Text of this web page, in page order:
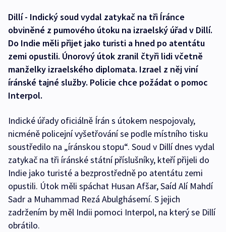
Dillí - Indický soud vydal zatykač na tři Íránce
obviněné z pumového útoku na izraelský úřad v Dillí.
Do Indie měli přijet jako turisti a hned po atentátu
zemi opustili. Únorový útok zranil čtyři lidi včetně
manželky izraelského diplomata. Izrael z něj viní
íránské tajné služby. Policie chce požádat o pomoc
Interpol.
Indické úřady oficiálně Írán s útokem nespojovaly,
nicméně policejní vyšetřování se podle místního tisku
soustředilo na „íránskou stopu“. Soud v Dillí dnes vydal
zatykač na tři íránské státní příslušníky, kteří přijeli do
Indie jako turisté a bezprostředně po atentátu zemi
opustili. Útok měli spáchat Husan Afšar, Saíd Alí Mahdí
Sadr a Muhammad Rezá Abulghásemí. S jejich
zadržením by měl Indii pomoci Interpol, na který se Dillí
obrátilo.